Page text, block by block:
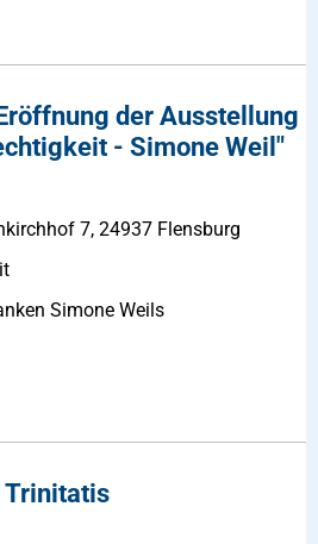
der Ausstellung
- Simone Weil"
7, 24937 Flensburg
Simone Weils
Trinitatis